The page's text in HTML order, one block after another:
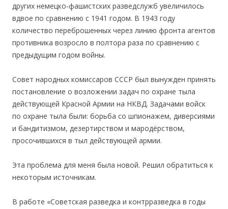
других немецко-фашистских разведслужб увеличилось
вдвое по сравнению с 1941 годом. В 1943 году
количество переброшенных через линию фронта агентов
противника возросло в полтора раза по сравнению с
предыдущим годом войны.
Совет народных комиссаров СССР был вынужден принять
постановление о возложении задач по охране тыла
действующей Красной Армии на НКВД. Задачами войск
по охране тыла были: борьба со шпионажем, диверсиями
и бандитизмом, дезертирством и мародёрством,
просочившихся в тыл действующей армии.
Эта проблема для меня была новой. Решил обратиться к
некоторым источникам.
В работе «Советская разведка и контрразведка в годы